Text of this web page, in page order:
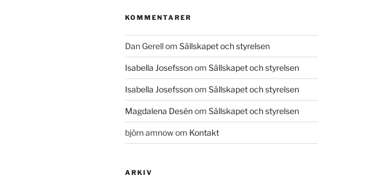
KOMMENTARER
Dan Gerellom Sällskapet och styrelsen
Isabella Josefssonom Sällskapet och styrelsen
Isabella Josefssonom Sällskapet och styrelsen
Magdalena Desénom Sällskapet och styrelsen
björn amnowom Kontakt
ARKIV